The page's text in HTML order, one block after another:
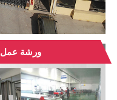
ورشة عمل